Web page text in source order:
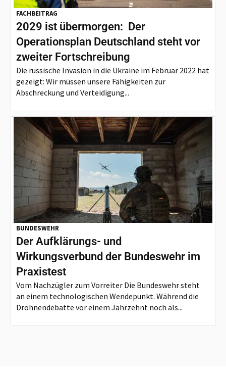
FACHBEITRAG
2029 ist übermorgen: Der
Operationsplan Deutschland steht vor
zweiter Fortschreibung
Die russische Invasion in die Ukraine im Februar 2022 hat
gezeigt: Wir müssen unsere Fähigkeiten zur
Abschreckung und Verteidigung...
BUNDESWEHR
Der Aufklärungs- und
Wirkungsverbund der Bundeswehr im
Praxistest
Vom Nachzügler zum Vorreiter Die Bundeswehr steht
an einem technologischen Wendepunkt. Während die
Drohnendebatte vor einem Jahrzehnt noch als...